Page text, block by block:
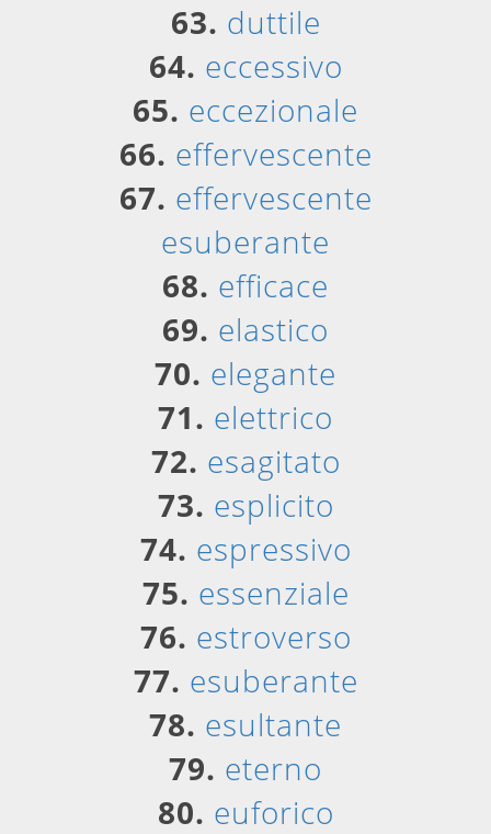
63. duttile
64. eccessivo
65. eccezionale
66. effervescente
67. effervescente
esuberante
68. efficace
69. elastico
70. elegante
71. elettrico
72. esagitato
73. esplicito
74. espressivo
75. essenziale
76. estroverso
77. esuberante
78. esultante
79. eterno
80. euforico